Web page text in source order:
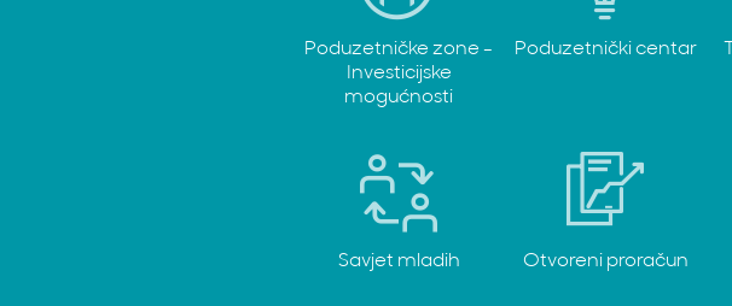
Poduzetničke zone -
Investicijske
mogućnosti
Poduzetnički centar
Savjet mladih Otvoreni proračun